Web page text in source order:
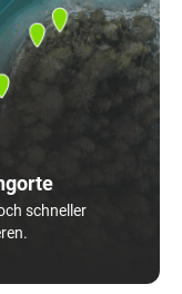
schneller